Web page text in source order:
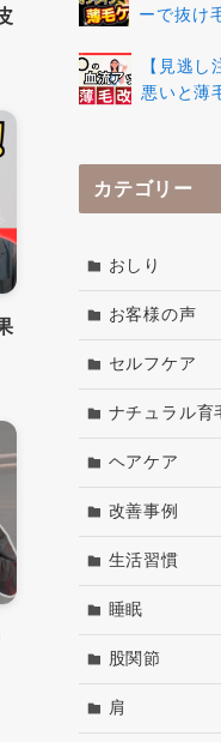
ーで抜け
【見逃
悪いと薄
カテゴリー
おしり
お客様の声
セルフケア
ナチュラル育
ヘアケア
改善事例
生活習慣
睡眠
股関節
肩